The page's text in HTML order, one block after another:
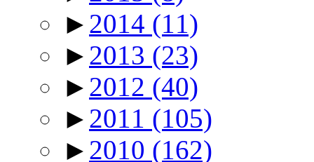
► 2014 (11)
► 2013 (23)
► 2012 (40)
► 2011 (105)
► 2010 (162)